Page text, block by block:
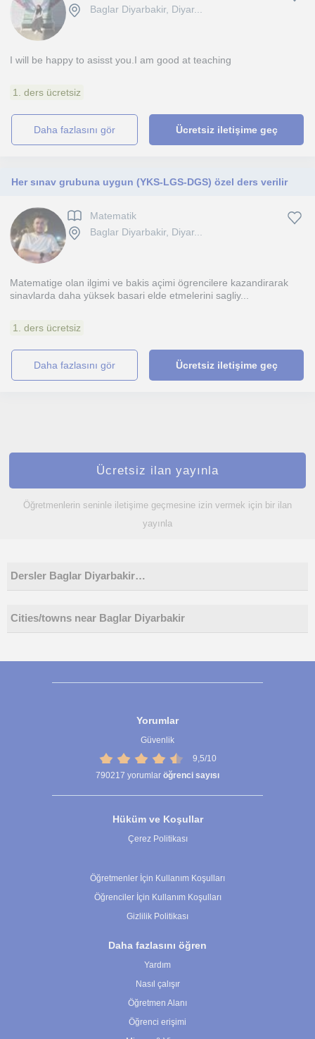
Baglar Diyarbakir, Diyar...
I will be happy to asisst you.I am good at teaching
1. ders ücretsiz
daha fazlasını gör Ücretsiz iletişime geç
Her sınav grubuna uygun (YKS-LGS-DGS) özel ders verilir
Matematik
Baglar Diyarbakir, Diyar...
Matematige olan ilgimi ve bakis açimi ögrencilere kazandirarak
sinavlarda daha yüksek basari elde etmelerini sagliy...
1. ders ücretsiz
daha fazlasını gör Ücretsiz iletişime geç
Ücretsiz ilan yayınla
Öğretmenlerin seninle iletişime geçmesine izin vermek için bir ilan
yayınla
Dersler Baglar Diyarbakir…
Cities/towns near Baglar Diyarbakir
Yorumlar
Güvenlik
9,5/10
790217 yorumlar öğrenci sayısı
Hüküm ve Koşullar
Çerez Politikası
Öğretmenler İçin Kullanım Koşulları
Öğrenciler İçin Kullanım Koşulları
Gizlilik Politikası
Daha fazlasını öğren
Yardım
Nasıl çalışır
Öğretmen Alanı
Öğrenci erişimi